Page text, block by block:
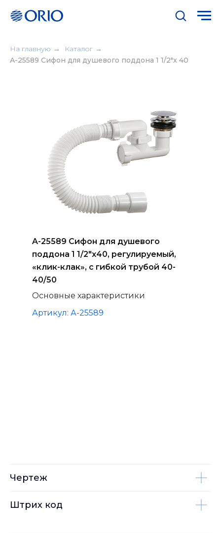
На главную → Каталог →
A-25589 Сифон для душевого поддона 1 1/2"х 40
Основные характеристики
A-25589 Сифон для душевого
поддона 1 1/2"х40, регулируемый,
«клик-клак», с гибкой трубой 40-
40/50
Артикул: А-25589
Чертеж
Штрих код